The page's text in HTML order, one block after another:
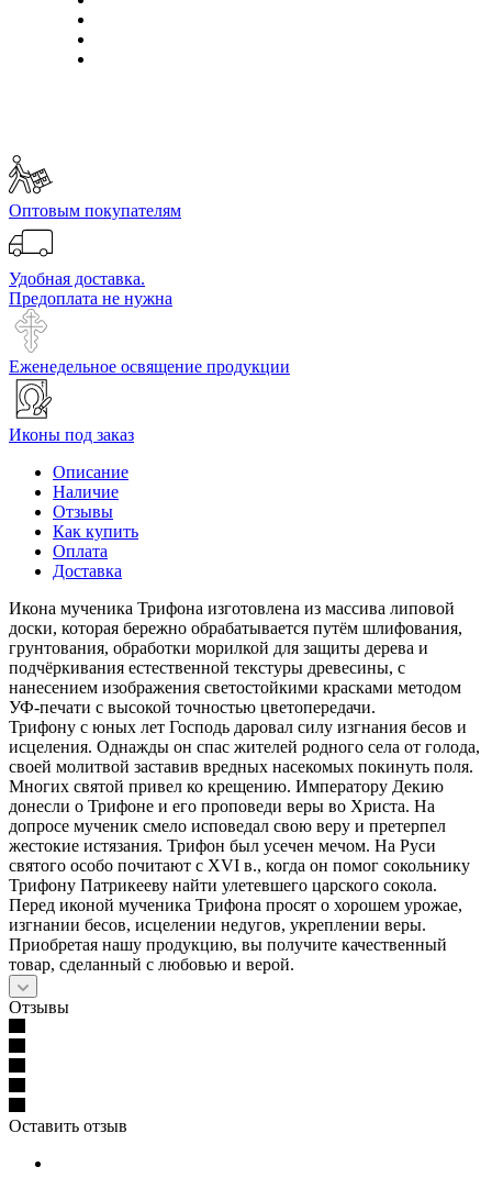
Оптовым покупателям
Удобная доставка.
Предоплата не нужна
Еженедельное освящение продукции
Иконы под заказ
Описание
Наличие
Отзывы
Как купить
Оплата
Доставка
Икона мученика Трифона изготовлена из массива липовой
доски, которая бережно обрабатывается путём шлифования,
грунтования, обработки морилкой для защиты дерева и
подчёркивания естественной текстуры древесины, с
нанесением изображения светостойкими красками методом
УФ-печати с высокой точностью цветопередачи.
Трифону с юных лет Господь даровал силу изгнания бесов и
исцеления. Однажды он спас жителей родного села от голода,
своей молитвой заставив вредных насекомых покинуть поля.
Многих святой привел ко крещению. Императору Декию
донесли о Трифоне и его проповеди веры во Христа. На
допросе мученик смело исповедал свою веру и претерпел
жестокие истязания. Трифон был усечен мечом. На Руси
святого особо почитают с XVI в., когда он помог сокольнику
Трифону Патрикееву найти улетевшего царского сокола.
Перед иконой мученика Трифона просят о хорошем урожае,
изгнании бесов, исцелении недугов, укреплении веры.
Приобретая нашу продукцию, вы получите качественный
товар, сделанный с любовью и верой.
Отзывы
Оставить отзыв